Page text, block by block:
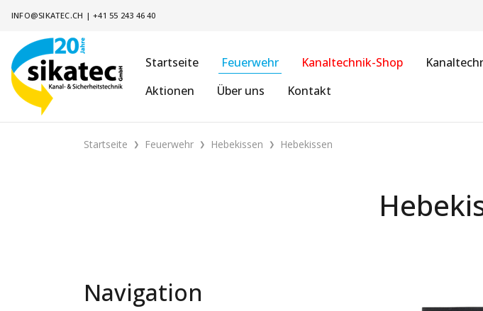
INFO@SIKATEC.CH |+41 55 243 46 40
Startseite Feuerwehr
Aktionen
Über uns Kontakt
Kanaltechnik-Shop
Startseite Feuerwehr Hebekissen Hebekissen
Navigation